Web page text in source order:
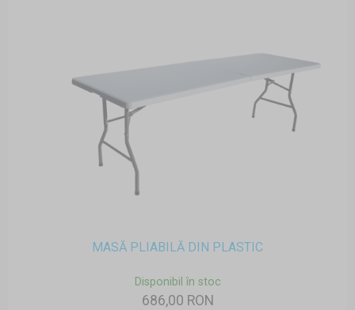
MASĂ PLIABILĂ DIN PLASTIC
Disponibil în stoc
686,00 RON